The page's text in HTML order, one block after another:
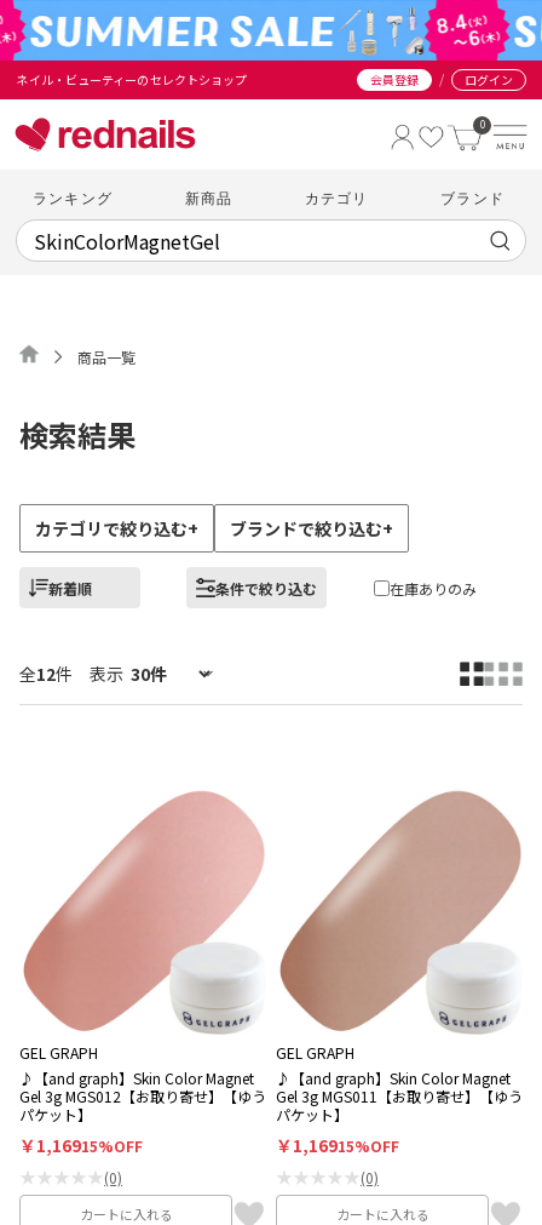
ネイル・ビューティーのセレクトショップ 会員登録 / ログイン
0
ランキング 新商品 カテゴリ ブランド
商品一覧
検索結果
カテゴリで絞り込む+ ブランドで絞り込む+
新着順 条件で絞り込む 在庫ありのみ
全12件 表示
GEL GRAPH
♪【and graph】Skin Color Magnet
Gel 3g MGS012【お取り寄せ】【ゆう
パケット】
￥1,16915%OFF
★★★★★(0)
カートに入れる
GEL GRAPH
♪【and graph】Skin Color Magnet
Gel 3g MGS011【お取り寄せ】【ゆう
パケット】
￥1,16915%OFF
★★★★★(0)
カートに入れる